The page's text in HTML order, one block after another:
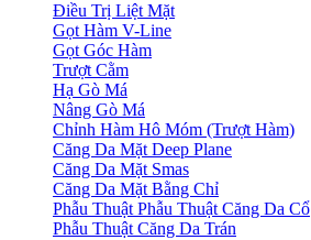
Điều Trị Liệt Mặt
Gọt Hàm V-Line
Gọt Góc Hàm
Trượt Cằm
Hạ Gò Má
Nâng Gò Má
Chỉnh Hàm Hô Móm (Trượt Hàm)
Căng Da Mặt Deep Plane
Căng Da Mặt Smas
Căng Da Mặt Bằng Chỉ
Phẫu Thuật Phẫu Thuật Căng Da Cổ
Phẫu Thuật Căng Da Trán